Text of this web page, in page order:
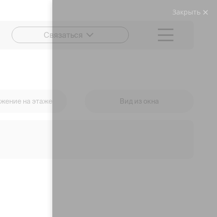
Связаться
на этаже Вид из окна
Закрыть